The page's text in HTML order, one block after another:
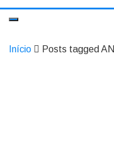
Início Posts tagged ANI